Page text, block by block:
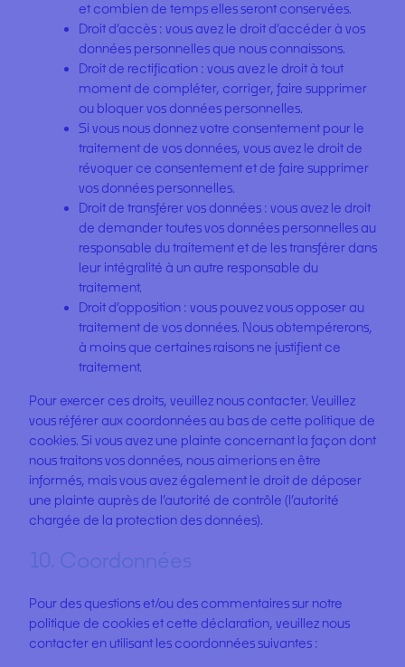
et combien de temps elles seront conservées.
Droit d’accès : vous avez le droit d’accéder à vos
données personnelles que nous connaissons.
Droit de rectification : vous avez le droit à tout
moment de compléter, corriger, faire supprimer
ou bloquer vos données personnelles.
Si vous nous donnez votre consentement pour le
traitement de vos données, vous avez le droit de
révoquer ce consentement et de faire supprimer
vos données personnelles.
Droit de transférer vos données : vous avez le droit
de demander toutes vos données personnelles au
responsable du traitement et de les transférer dans
leur intégralité à un autre responsable du
traitement.
Droit d’opposition : vous pouvez vous opposer au
traitement de vos données. Nous obtempérerons,
à moins que certaines raisons ne justifient ce
traitement.
Pour exercer ces droits, veuillez nous contacter. Veuillez
vous référer aux coordonnées au bas de cette politique de
cookies. Si vous avez une plainte concernant la façon dont
nous traitons vos données, nous aimerions en être
informés, mais vous avez également le droit de déposer
une plainte auprès de l’autorité de contrôle (l’autorité
chargée de la protection des données).
10. Coordonnées
Pour des questions et/ou des commentaires sur notre
politique de cookies et cette déclaration, veuillez nous
contacter en utilisant les coordonnées suivantes :